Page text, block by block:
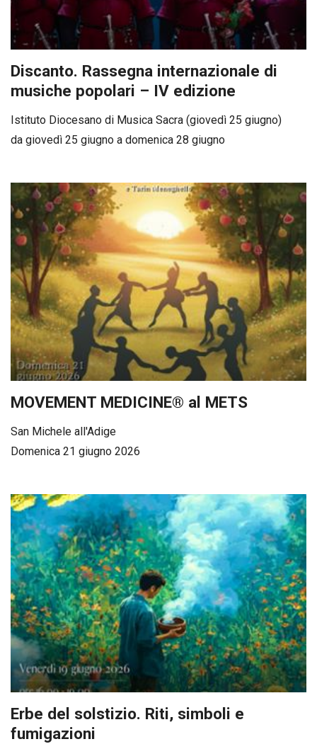
Discanto. Rassegna internazionale di
musiche popolari – IV edizione
Istituto Diocesano di Musica Sacra (giovedì 25 giugno)
da giovedì 25 giugno a domenica 28 giugno
MOVEMENT MEDICINE® al METS
San Michele all'Adige
Domenica 21 giugno 2026
Erbe del solstizio. Riti, simboli e
fumigazioni